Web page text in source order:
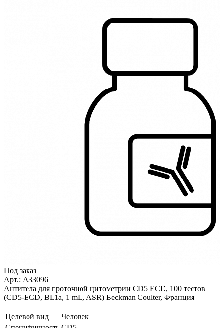
Под заказ
Арт.: A33096
Антитела для проточной цитометрии CD5 ECD, 100 тестов
(CD5-ECD, BL1a, 1 mL, ASR) Beckman Coulter, Франция
Целевой вид
Человек